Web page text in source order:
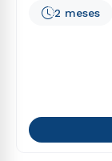
2 meses